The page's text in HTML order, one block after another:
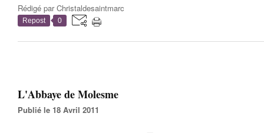
Rédigé parChristaldesaintmarc
Repost 0
L'Abbaye de Molesme
Publié le 18 Avril 2011